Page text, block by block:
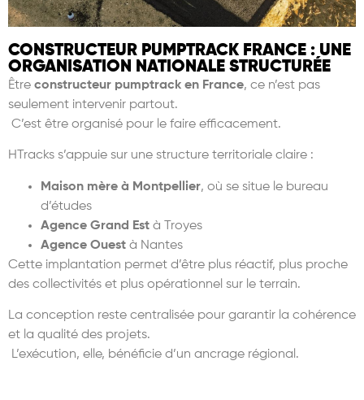
CONSTRUCTEUR PUMPTRACK FRANCE : UNE
ORGANISATION NATIONALE STRUCTURÉE
Être constructeur pumptrack en France, ce n’est pas
seulement intervenir partout.
C’est être organisé pour le faire efficacement.
HTracks s’appuie sur une structure territoriale claire :
Maison mère à Montpellier, où se situe le bureau
d’études
Agence Grand Est à Troyes
Agence Ouest à Nantes
Cette implantation permet d’être plus réactif, plus proche
des collectivités et plus opérationnel sur le terrain.
La conception reste centralisée pour garantir la cohérence
et la qualité des projets.
L’exécution, elle, bénéficie d’un ancrage régional.